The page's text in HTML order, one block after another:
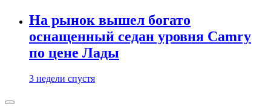
На рынок вышел богато
оснащенный седан уровня Camry
по цене Лады
3 недели спустя